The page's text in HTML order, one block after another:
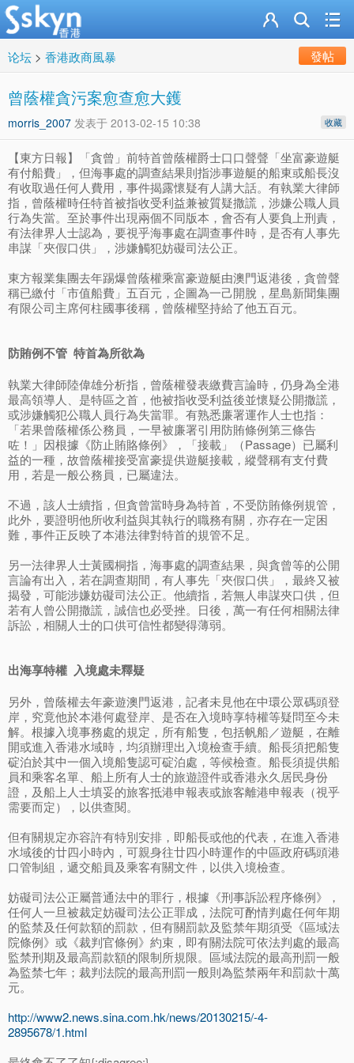
论坛 > 香港政商風暴 發帖
曾蔭權貪污案愈查愈大鑊
收藏
morris_2007 发表于 2013-02-15 10:38
【東方日報】「貪曾」前特首曾蔭權爵士口口聲聲「坐富豪遊艇
有付船費」，但海事處的調查結果則指涉事遊艇的船東或船長沒
有收取過任何人費用，事件揭露懷疑有人講大話。有執業大律師
指，曾蔭權時任特首被指收受利益兼被質疑撒謊，涉嫌公職人員
行為失當。至於事件出現兩個不同版本，會否有人要負上刑責，
有法律界人士認為，要視乎海事處在調查事件時，是否有人事先
串謀「夾假口供」，涉嫌觸犯妨礙司法公正。
東方報業集團去年踢爆曾蔭權乘富豪遊艇由澳門返港後，貪曾聲
稱已繳付「市值船費」五百元，企圖為一己開脫，星島新聞集團
有限公司主席何柱國事後稱，曾蔭權堅持給了他五百元。
防賄例不管 特首為所欲為
執業大律師陸偉雄分析指，曾蔭權發表繳費言論時，仍身為全港
最高領導人、是特區之首，他被指收受利益後並懷疑公開撒謊，
或涉嫌觸犯公職人員行為失當罪。有熟悉廉署運作人士也指：
「若果曾蔭權係公務員，一早被廉署引用防賄條例第三條告
咗！」因根據《防止賄賂條例》，「接載」（Passage）已屬利
益的一種，故曾蔭權接受富豪提供遊艇接載，縱聲稱有支付費
用，若是一般公務員，已屬違法。
不過，該人士續指，但貪曾當時身為特首，不受防賄條例規管，
此外，要證明他所收利益與其執行的職務有關，亦存在一定困
難，事件正反映了本港法律對特首的規管不足。
另一法律界人士黃國桐指，海事處的調查結果，與貪曾等的公開
言論有出入，若在調查期間，有人事先「夾假口供」，最終又被
揭發，可能涉嫌妨礙司法公正。他續指，若無人串謀夾口供，但
若有人曾公開撒謊，誠信也必受挫。日後，萬一有任何相關法律
訴訟，相關人士的口供可信性都變得薄弱。
出海享特權 入境處未釋疑
另外，曾蔭權去年豪遊澳門返港，記者未見他在中環公眾碼頭登
岸，究竟他於本港何處登岸、是否在入境時享特權等疑問至今未
解。根據入境事務處的規定，所有船隻，包括帆船／遊艇，在離
開或進入香港水域時，均須辦理出入境檢查手續。船長須把船隻
碇泊於其中一個入境船隻認可碇泊處，等候檢查。船長須提供船
員和乘客名單、船上所有人士的旅遊證件或香港永久居民身份
證，及船上人士填妥的旅客抵港申報表或旅客離港申報表（視乎
需要而定），以供查閱。
但有關規定亦容許有特別安排，即船長或他的代表，在進入香港
水域後的廿四小時內，可親身往廿四小時運作的中區政府碼頭港
口管制組，遞交船員及乘客有關文件，以供入境檢查。
妨礙司法公正屬普通法中的罪行，根據《刑事訴訟程序條例》，
任何人一旦被裁定妨礙司法公正罪成，法院可酌情判處任何年期
的監禁及任何款額的罰款，但有關罰款及監禁年期須受《區域法
院條例》或《裁判官條例》約束，即有關法院可依法判處的最高
監禁刑期及最高罰款額的限制所規限。區域法院的最高刑罰一般
為監禁七年；裁判法院的最高刑罰一般則為監禁兩年和罰款十萬
元。
http://www2.news.sina.com.hk/news/20130215/-4-
2895678/1.html